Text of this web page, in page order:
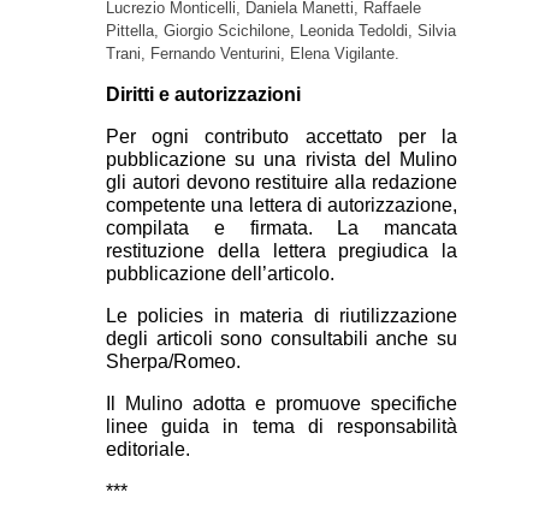
Lucrezio Monticelli, Daniela Manetti, Raffaele
Pittella, Giorgio Scichilone, Leonida Tedoldi, Silvia
Trani, Fernando Venturini, Elena Vigilante.
Diritti e autorizzazioni
Per ogni contributo accettato per la
pubblicazione su una rivista del Mulino
gli autori devono restituire alla redazione
competente una lettera di autorizzazione,
compilata e firmata. La mancata
restituzione della lettera pregiudica la
pubblicazione dell’articolo.
Le policies in materia di riutilizzazione
degli articoli sono consultabili anche su
Sherpa/Romeo.
Il Mulino adotta e promuove specifiche
linee guida in tema di responsabilità
editoriale.
***